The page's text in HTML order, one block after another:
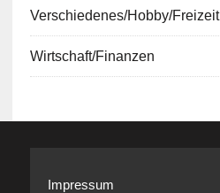
Verschiedenes/Hobby/Freizeit
Wirtschaft/Finanzen
Impressum